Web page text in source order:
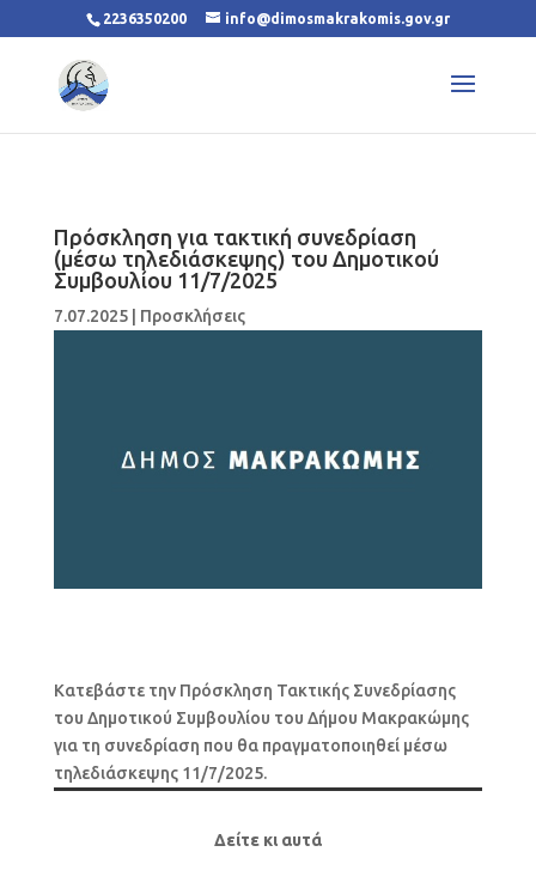
2236350200 info@dimosmakrakomis.gov.gr
Πρόσκληση για τακτική συνεδρίαση
(μέσω τηλεδιάσκεψης) του Δημοτικού
Συμβουλίου 11/7/2025
7.07.2025| Προσκλήσεις
Κατεβάστε την Πρόσκληση Τακτικής Συνεδρίασης
του Δημοτικού Συμβουλίου του Δήμου Μακρακώμης
για τη συνεδρίαση που θα πραγματοποιηθεί μέσω
τηλεδιάσκεψης 11/7/2025.
Δείτε κι αυτά